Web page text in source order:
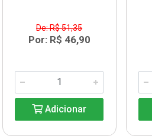
De: R$ 51,35
Por: R$ 46,90
Adicionar